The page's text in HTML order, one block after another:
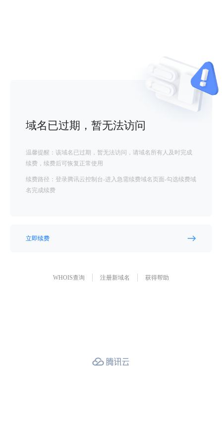
域名已过期，暂无法访问
温馨提醒：该域名已过期，暂无法访问，请域名所有人及时完成
续费，续费后可恢复正常使用
续费路径：登录腾讯云控制台-进入急需续费域名页面-勾选续费域
名完成续费
立即续费
WHOIS查询 注册新域名 获得帮助